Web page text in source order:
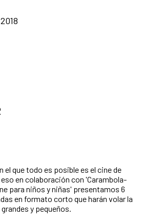
el que todo es posible es el cine de
en colaboración con 'Carambola-
para niños y niñas' presentamos 6
en formato corto que harán volar la
y pequeños.